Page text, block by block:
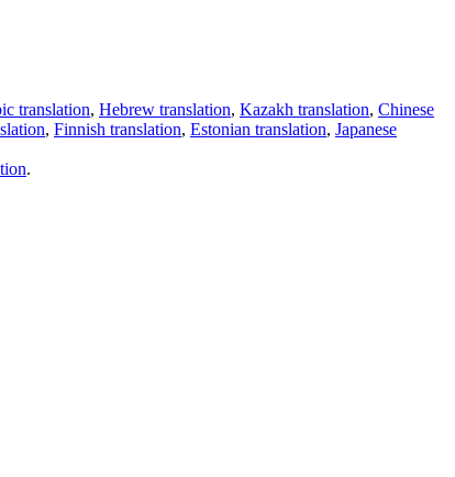
translation, Hebrew translation, Kazakh translation, Chinese
, Finnish translation, Estonian translation, Japanese
.